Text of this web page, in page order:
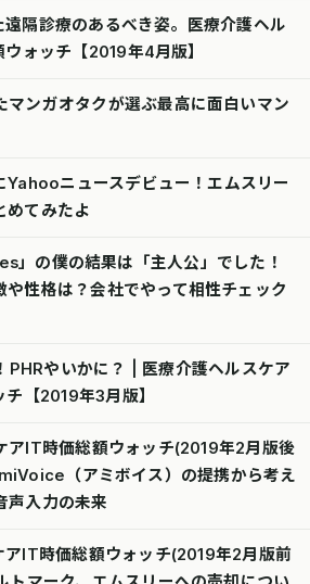
隔診療のあるべき姿。医療介護ヘル
ォッチ【2019年4月版】
マンガオタクが選ぶ最高に面白いマン
Yahooニュースデビュー！エムスリー
めてみたよ
」の僕の結果は「主人公」でした！
や性格は？会社でやって相性チェック
やいかに？ | 医療介護ヘルスケア
【2019年3月版】
アIT時価総額ウォッチ(2019年2月版後
（アミボイス）の提携から考え
声入力の未来
アIT時価総額ウォッチ(2019年2月版前